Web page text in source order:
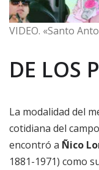
VIDEO. «Santo
DE LOS
La modalidad del
cotidiana del
encontró a Ñico
1881-1971) como